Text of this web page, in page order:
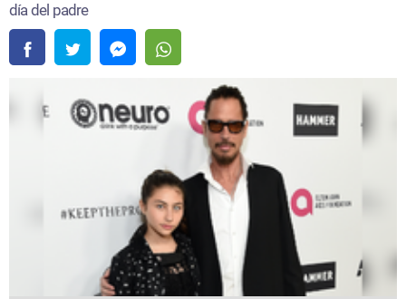
día del padre